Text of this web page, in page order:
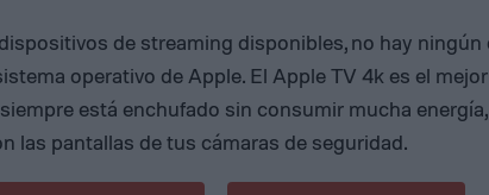
de streaming disponibles, no hay ningún
operativo de Apple. El Apple TV 4k es el
está enchufado sin consumir mucha
las pantallas de tus cámaras de seguridad.